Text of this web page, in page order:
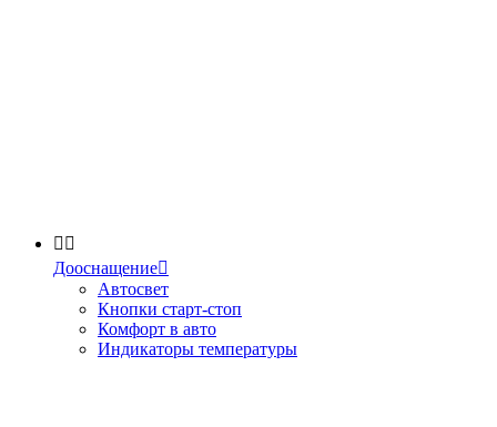
 
Дооснащение
Автосвет
Кнопки старт-стоп
Комфорт в авто
Индикаторы температуры